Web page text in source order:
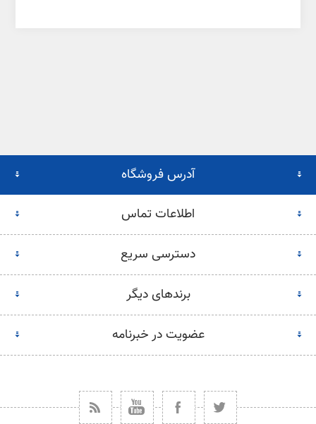
آدرس فروشگاه
اطلاعات تماس
دسترسی سریع
برندهای دیگر
عضویت در خبرنامه